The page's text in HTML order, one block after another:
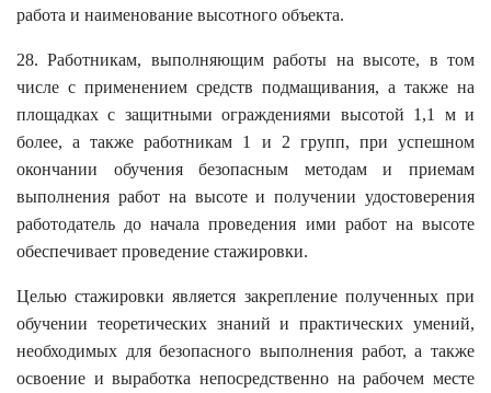
работа и наименование высотного объекта.
28. Работникам, выполняющим работы на высоте, в том
числе с применением средств подмащивания, а также на
площадках с защитными ограждениями высотой 1,1 м и
более, а также работникам 1 и 2 групп, при успешном
окончании обучения безопасным методам и приемам
выполнения работ на высоте и получении удостоверения
работодатель до начала проведения ими работ на высоте
обеспечивает проведение стажировки.
Целью стажировки является закрепление полученных при
обучении теоретических знаний и практических умений,
необходимых для безопасного выполнения работ, а также
освоение и выработка непосредственно на рабочем месте